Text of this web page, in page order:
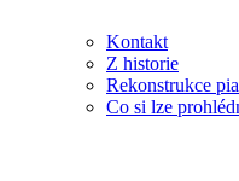
Kontakt
Z historie
Rekonstrukce
Co si lze